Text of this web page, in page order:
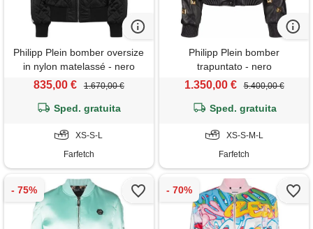
Philipp Plein bomber oversize
in nylon matelassé - nero
835,00 € 1.670,00 €
Sped. gratuita
XS-S-L
Farfetch
Philipp Plein bomber
trapuntato - nero
1.350,00 € 5.400,00 €
Sped. gratuita
XS-S-M-L
Farfetch